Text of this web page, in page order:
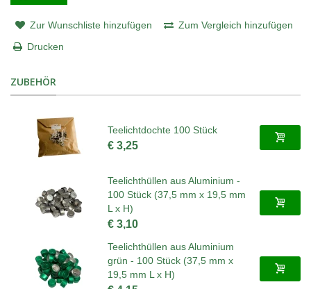
Zur Wunschliste hinzufügen
Zum Vergleich hinzufügen
Drucken
ZUBEHÖR
Teelichtdochte 100 Stück
€ 3,25
Teelichthüllen aus Aluminium -
100 Stück (37,5 mm x 19,5 mm
L x H)
€ 3,10
Teelichthüllen aus Aluminium
grün - 100 Stück (37,5 mm x
19,5 mm L x H)